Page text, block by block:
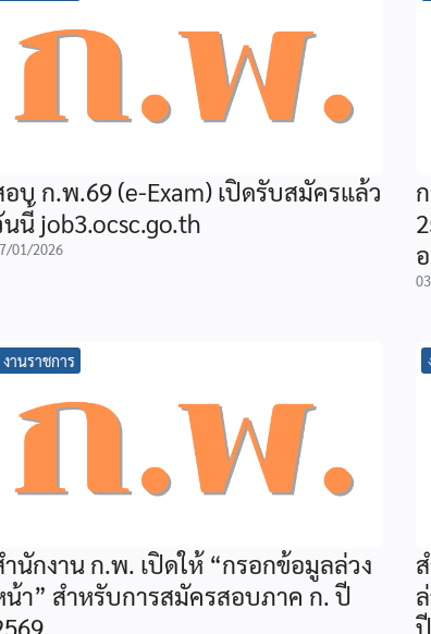
อบ ก.พ.69 (e-Exam) เปิดรับสมัครแล้ว
นี้ job3.ocsc.go.th
01/2026
งานราชการ
ำนักงาน ก.พ. เปิดให้ “กรอกข้อมูลล่วง
า” สำหรับการสมัครสอบภาค ก. ปี